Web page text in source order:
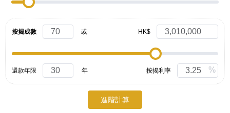
按揭成數 或 HK$
還款年限 年 按揭利率 %
進階計算